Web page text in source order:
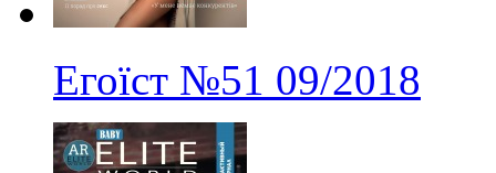
Егоїст №51 09/2018